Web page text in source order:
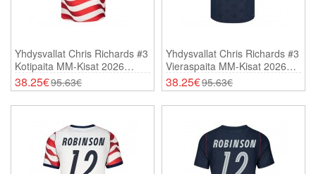
Yhdysvallat Chris Richards #3
Kotipaita MM-Kisat 2026
Lyhythihainen
38.25€95.63€
Yhdysvallat Chris Richards #3
Vieraspaita MM-Kisat 2026
Lyhythihainen
38.25€95.63€